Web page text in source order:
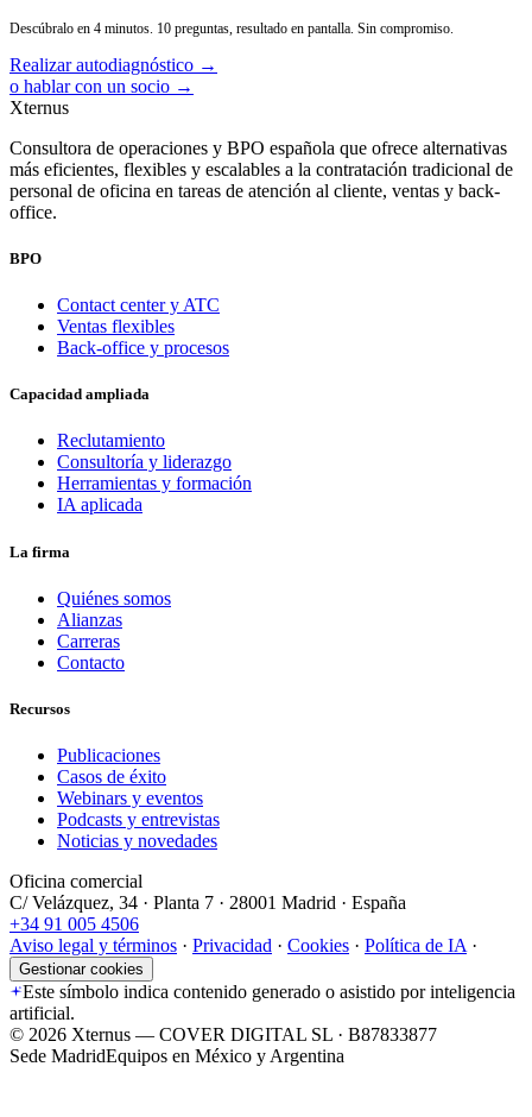
Descúbralo en 4 minutos. 10 preguntas, resultado en pantalla. Sin compromiso.
Realizar autodiagnóstico →
o hablar con un socio →
Xternus
Consultora de operaciones y BPO española que ofrece alternativas
más eficientes, flexibles y escalables a la contratación tradicional de
personal de oficina en tareas de atención al cliente, ventas y back-
office.
BPO
Contact center y ATC
Ventas flexibles
Back-office y procesos
Capacidad ampliada
Reclutamiento
Consultoría y liderazgo
Herramientas y formación
IA aplicada
La firma
Quiénes somos
Alianzas
Carreras
Contacto
Recursos
Publicaciones
Casos de éxito
Webinars y eventos
Podcasts y entrevistas
Noticias y novedades
Oficina comercial
C/ Velázquez, 34 · Planta 7 · 28001 Madrid · España
+34 91 005 4506
Aviso legal y términos · Privacidad · Cookies · Política de IA ·
Gestionar cookies
Este símbolo indica contenido generado o asistido por inteligencia
artificial.
© 2026 Xternus — COVER DIGITAL SL · B87833877
Sede MadridEquipos en México y Argentina